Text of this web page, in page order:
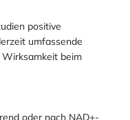
2018)
VON NAD+-
positive
umfassende